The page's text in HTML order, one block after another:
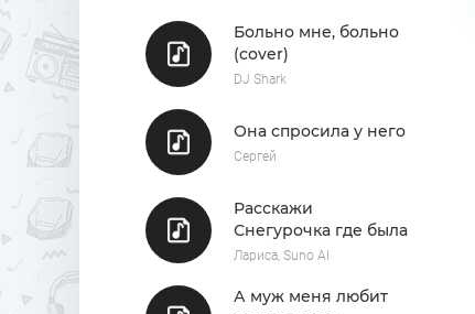
Больно мне, больно
(cover)
DJ Shark
Она спросила у него
Сергей
Расскажи
Снегурочка где была
Лариса, Suno AI
А муж меня любит